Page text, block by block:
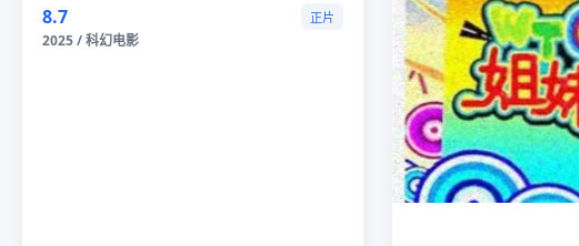
8.7
正片
2025 / 科幻电影